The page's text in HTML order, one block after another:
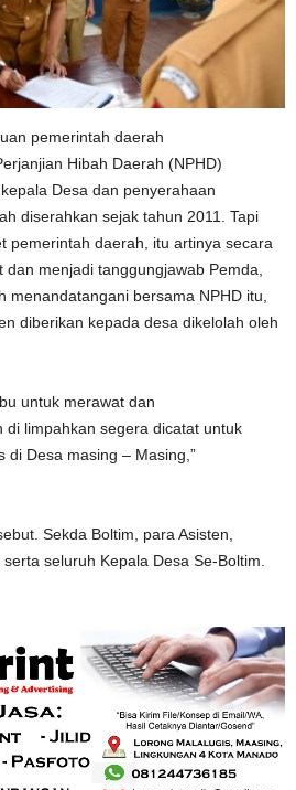
pemerintah daerah
Hibah Daerah (NPHD)
Desa dan penyerahaan
diserahkan sejak tahun 2011. Tapi
pemerintah daerah, itu artinya secara
menjadi tanggungjawab Pemda,
menandatangani bersama NPHD itu,
diberikan kepada desa dikelolah oleh
untuk merawat dan
di limpahkan segera dicatat untuk
di Desa masing – Masing,”
Sekda Boltim, para Asisten,
seluruh Kepala Desa Se-Boltim.